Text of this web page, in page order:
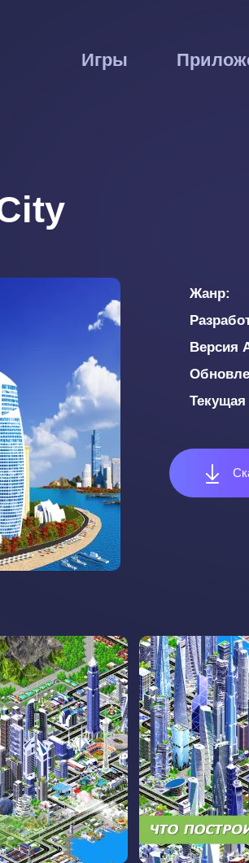
Игры
Жанр
Версия
Текущая